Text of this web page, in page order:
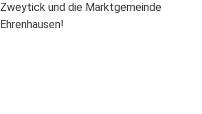
Zweytick und die Marktgemeinde
Ehrenhausen!